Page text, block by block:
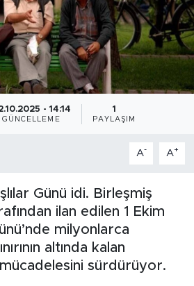
- 14:14
GÜNCELLEME
1
PAYLAŞIM
A- A+
Günü idi. Birleşmiş
ilan edilen 1 Ekim
milyonlarca
altında kalan
sürdürüyor.